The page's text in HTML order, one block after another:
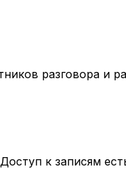
разговора и
к записям